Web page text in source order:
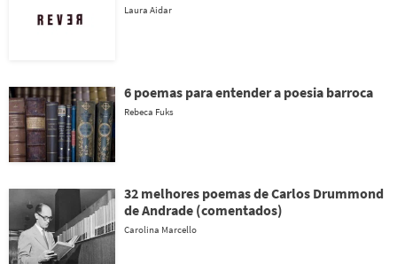
Laura Aidar
6 poemas para entender a poesia barroca
Rebeca Fuks
32 melhores poemas de Carlos Drummond
de Andrade (comentados)
Carolina Marcello